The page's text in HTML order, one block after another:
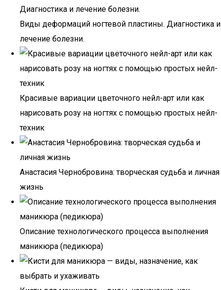
Виды деформаций ногтевой пластины. Диагностика и
лечение болезни.
Красивые вариации цветочного нейл-арт или как
нарисовать розу на ногтях с помощью простых нейл-
техник
Анастасия Чернобровина: творческая судьба и личная
жизнь
Описание технологического процесса выполнения
маникюра (педикюра)